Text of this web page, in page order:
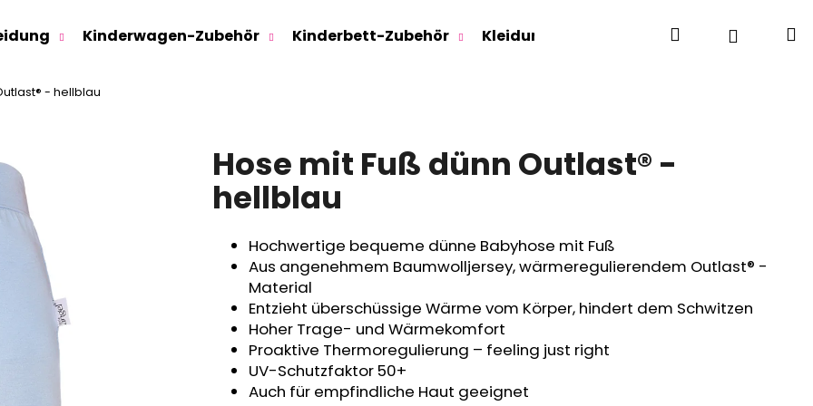
Kinderwagen-Zubehör Kinderbett-Zubehör Kleidung für Jugendliche Für
SuchenLogin
- hellblau
Hose mit Fuß dünn Outlast® -
hellblau
Hochwertige bequeme dünne Babyhose mit Fuß
Aus angenehmem Baumwolljersey, wärmeregulierendem Outlast® -
Material
Entzieht überschüssige Wärme vom Körper, hindert dem Schwitzen
Hoher Trage- und Wärmekomfort
Proaktive Thermoregulierung – feeling just right
UV-Schutzfaktor 50+
Auch für empfindliche Haut geeignet
Was suchen Sie?
SUCHEN
SWEATHOSE - DENIM LÖWE
KINDERSITZUNTERLAGE OUTLAST® -